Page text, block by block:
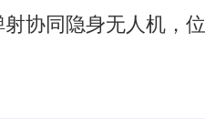
协同隐身无人机，位